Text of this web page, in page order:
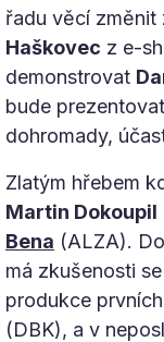
řadu věcí změnit
Haškovec z e-
demonstrovat
bude prezentovat
dohromady,
Zlatým hřebem
Martin Dokoupil
Bena (ALZA).
má zkušenosti
produkce
(DBK), a v